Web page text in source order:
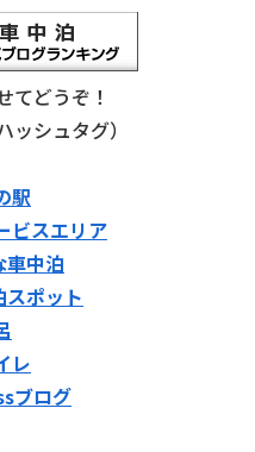
てどうぞ！
ッシュタグ）
駅
ビスエリア
車中泊
ポット
レ
ブログ